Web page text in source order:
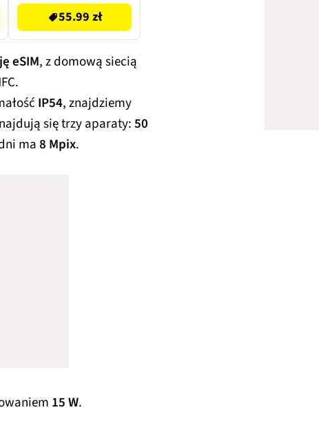
55.99 zł
eSIM, z domową siecią
IP54, znajdziemy
się trzy aparaty:50
ma8 Mpix.
15 W.